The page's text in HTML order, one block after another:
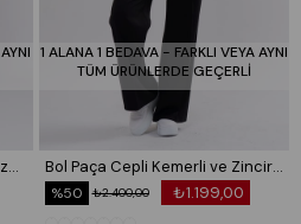
30144 Ön Çift Pileli Salaş Plazzo Cepli Pantolon
1 ALANA 1 BEDAVA - FARKLI VEYA AYNI
TÜM ÜRÜNLERDE GEÇERLİ
Bol Paça Cepli Kemerli ve Zincir Detaylı Atlas Kumaş Pantolon 30024
₺1.199,00
₺2.400,00
%50